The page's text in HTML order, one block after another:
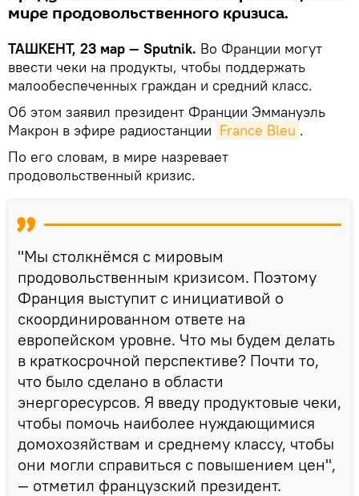
мире продовольственного кризиса.
ТАШКЕНТ, 23 мар — Sputnik. Во Франции могут
ввести чеки на продукты, чтобы поддержать
малообеспеченных граждан и средний класс.
Об этом заявил президент Франции Эммануэль
Макрон в эфире радиостанции France Bleu .
По его словам, в мире назревает
продовольственный кризис.
"Мы столкнёмся с мировым
продовольственным кризисом. Поэтому
Франция выступит с инициативой о
скоординированном ответе на
европейском уровне. Что мы будем делать
в краткосрочной перспективе? Почти то,
что было сделано в области
энергоресурсов. Я введу продуктовые чеки,
чтобы помочь наиболее нуждающимися
домохозяйствам и среднему классу, чтобы
они могли справиться с повышением цен",
— отметил французский президент.